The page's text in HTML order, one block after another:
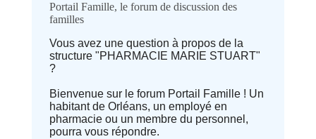
Avis
⭐ Qualité
Deprecated: implode(): Passing null to
parameter #1 ($separator) of type
array|string is deprecated in
/home/lepetitbz/portailfamille.org/lib/Cake/View/
Portail Famille, le forum de discussion des
familles
Vous avez une question à propos de la
structure "PHARMACIE MARIE STUART"
?
Bienvenue sur le forum Portail Famille ! Un
habitant de Orléans, un employé en
pharmacie ou un membre du personnel,
pourra vous répondre.